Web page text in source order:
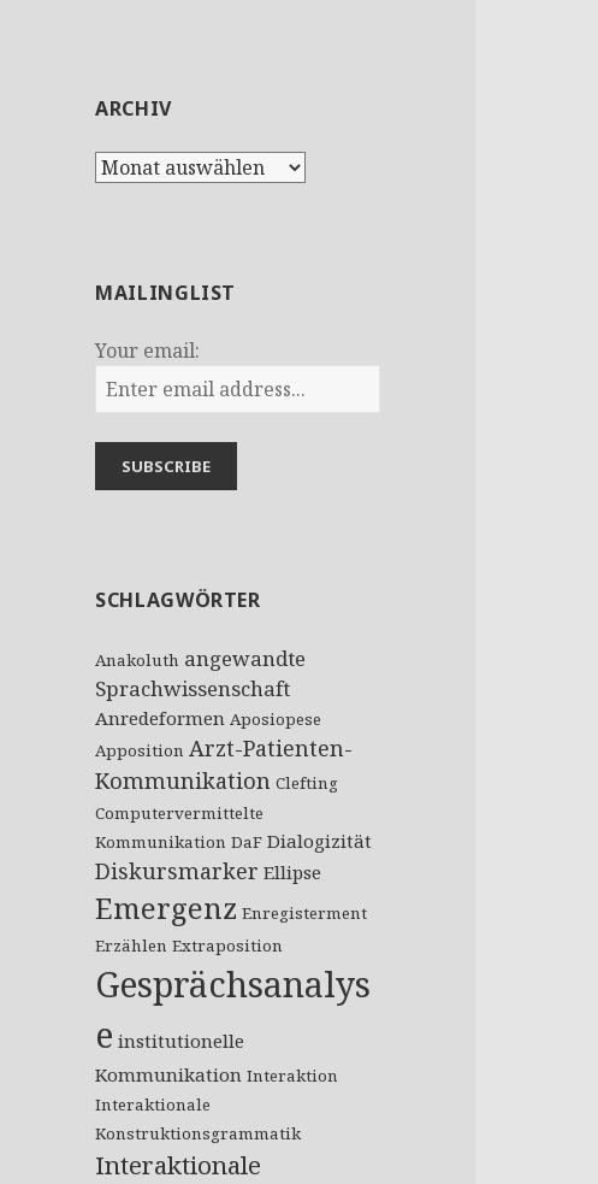
ARCHIV
A
i
MAILINGLIST
Your email:
SCHLAGWÖRTER
Anakoluth angewandte
Sprachwissenschaft
Anredeformen Aposiopese
Apposition Arzt-Patienten-
Kommunikation Clefting
Computervermittelte
Kommunikation DaF Dialogizität
Diskursmarker Ellipse
Emergenz Enregisterment
Erzählen Extraposition
Gesprächsanalys
e institutionelle
Kommunikation Interaktion
Interaktionale
Konstruktionsgrammatik
Interaktionale